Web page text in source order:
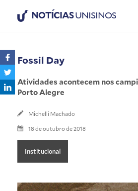
NOTÍCIASUNISINOS
Fossil Day
Atividades acontecem nos
Porto Alegre
Michelli Machado
18 de outubro de 2018
Institucional